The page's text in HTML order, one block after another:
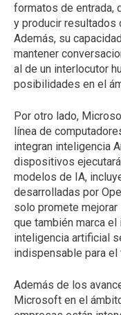
formatos de entrada,
y producir resultados
Además, su
mantener
al de un interlocutor
posibilidades en el
Por otro lado,
línea de
integran inteligencia
dispositivos
modelos de IA,
desarrolladas por
solo promete
que también marca el
inteligencia artificial
indispensable para el
Además de los
Microsoft en el